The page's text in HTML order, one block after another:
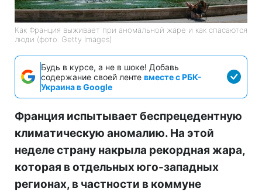
Как Франция выживает при аномальной жаре и как спасаются
люди (фото: Getty Images)
Будь в курсе, а не в шоке! Добавь
содержание своей ленте вместе с РБК-
Украина в Google
Франция испытывает беспрецедентную
климатическую аномалию. На этой
неделе страну накрыла рекордная жара,
которая в отдельных юго-западных
регионах, в частности в коммуне